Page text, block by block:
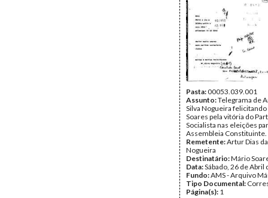
Pasta:00053.039.001
Assunto:Telegrama de
Silva Nogueira
Soares pela vitória do
Socialista nas eleições
Assembleia Constituinte.
Remetente:Artur Dias
Nogueira
Destinatário:Mário
Data:Sábado, 26 de Abril
Fundo:AMS - Arquivo
Tipo Documental:
Página(s): 1